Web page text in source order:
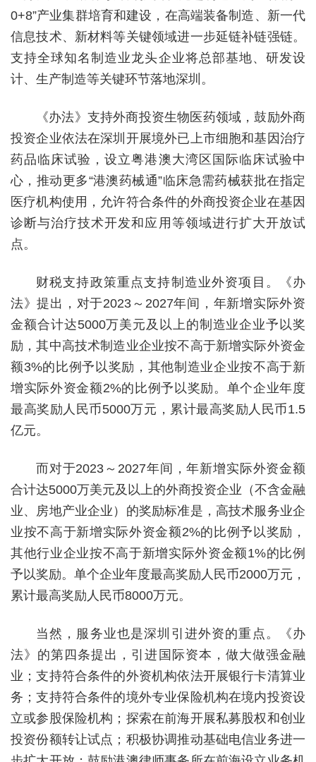
0+8”产业集群培育和建设，在高端装备制造、新一代
信息技术、新材料等关键领域进一步延链补链强链。
支持全球知名制造业龙头企业将总部基地、研发设
计、生产制造等关键环节落地深圳。
《办法》支持外商投资生物医药领域，鼓励外商
投资企业依法在深圳开展境外已上市细胞和基因治疗
药品临床试验，设立粤港澳大湾区国际临床试验中
心，推动更多“港澳药械通”临床急需药械获批在指定
医疗机构使用，允许符合条件的外商投资企业在基因
诊断与治疗技术开发和应用等领域进行扩大开放试
点。
财税支持政策重点支持制造业外资项目。《办
法》提出，对于2023～2027年间，年新增实际外资
金额合计达5000万美元及以上的制造业企业予以奖
励，其中高技术制造业企业按不高于新增实际外资金
额3%的比例予以奖励，其他制造业企业按不高于新
增实际外资金额2%的比例予以奖励。单个企业年度
最高奖励人民币5000万元，累计最高奖励人民币1.5
亿元。
而对于2023～2027年间，年新增实际外资金额
合计达5000万美元及以上的外商投资企业（不含金融
业、房地产业企业）的奖励标准是，高技术服务业企
业按不高于新增实际外资金额2%的比例予以奖励，
其他行业企业按不高于新增实际外资金额1%的比例
予以奖励。单个企业年度最高奖励人民币2000万元，
累计最高奖励人民币8000万元。
当然，服务业也是深圳引进外资的重点。《办
法》的第四条提出，引进国际资本，做大做强金融
业；支持符合条件的外资机构依法开展银行卡清算业
务；支持符合条件的境外专业保险机构在境内投资设
立或参股保险机构；探索在前海开展私募股权和创业
投资份额转让试点；积极协调推动基础电信业务进一